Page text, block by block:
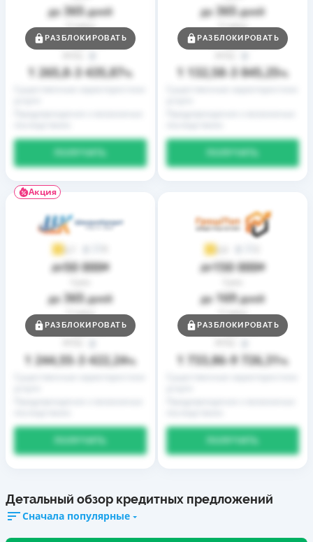
до 365дней
Ставка
от0,01%
1 265,8 3 435,87%
РАЗБЛОКИРОВАТЬ
до 365дней
Ставка
от0,01%
1 132,58 3 845,25%
РАЗБЛОКИРОВАТЬ
Акция
3,7
до50 000₴
до 365дней
Ставка
от0,01%
1 244,55– 3 422,24%
РАЗБЛОКИРОВАТЬ
3,9
до150 000₴
до 169дней
Ставка
от0,01%
1 733,86– 9 726,31%
РАЗБЛОКИРОВАТЬ
Детальный обзор кредитных предложений
Сначала популярные